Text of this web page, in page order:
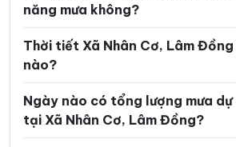
Xã Đinh Trang Thượng
Xã Đơn Dương Xã Đông
Xã Đồng Kho
Xã Đức Lập Xã Đức
năng mưa không?
Thời tiết Xã Nhân Cơ, Lâm
nào?
Ngày nào có tổng lượng mưa
tại Xã Nhân Cơ, Lâm Đồng?